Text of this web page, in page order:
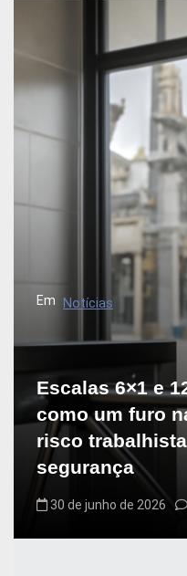
Em Notícias
Escalas 6×1 e
como um furo
risco
segurança
30 de junho de 2026